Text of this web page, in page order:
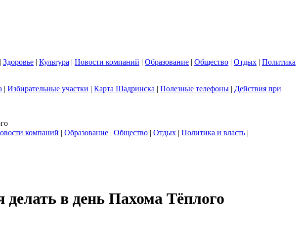
| Здоровье | Культура | Новости компаний | Образование | Общество | Отдых | Политика
| Избирательные участки | Карта Шадринска | Полезные телефоны | Действия при
компаний | Образование | Общество | Отдых | Политика и власть |
в день Пахома Тёплого